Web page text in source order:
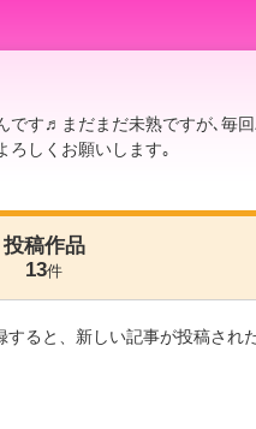
です♬まだまだ未熟ですが､毎
ろしくお願いします｡
投稿作品
13件
すると、新しい記事が投稿さ